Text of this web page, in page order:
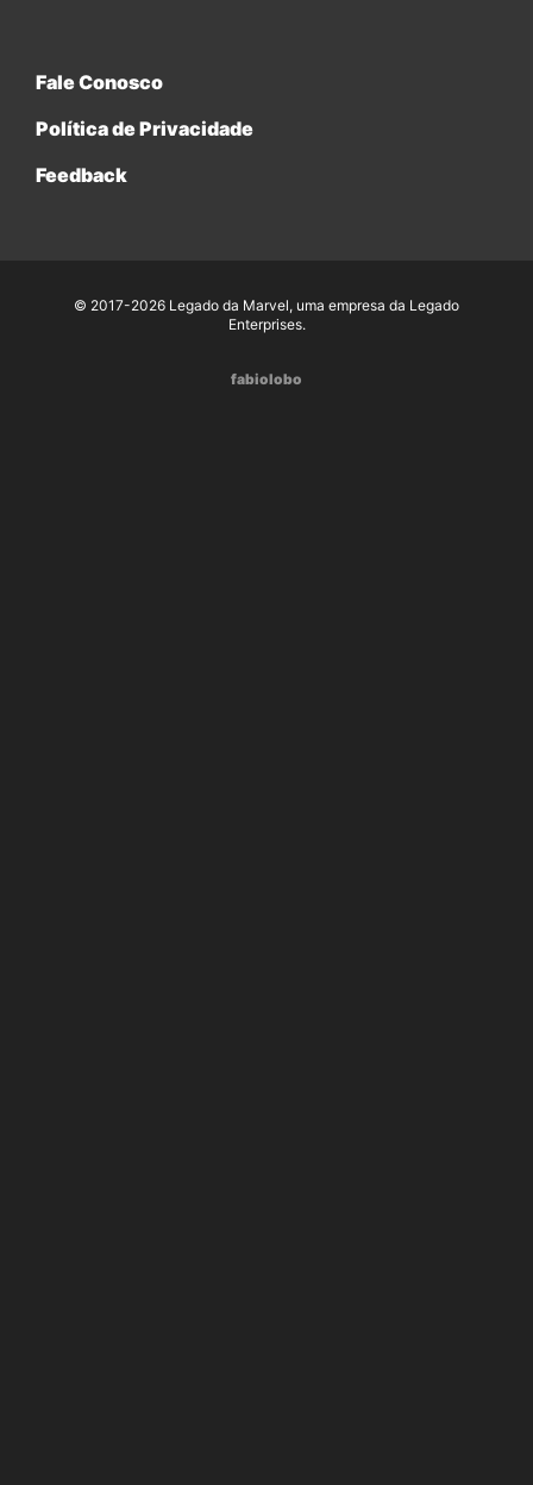
Fale Conosco
Política de Privacidade
Feedback
© 2017-2026 Legado da Marvel, uma empresa da Legado
Enterprises.
fabiolobo